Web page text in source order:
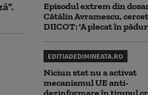
Episodul extrem din
Cătălin Avramescu,
DIICOT: 'A plecat în
EDITIADEDIMINEATA.RO
Niciun stat nu a activat
mecanismul UE anti-